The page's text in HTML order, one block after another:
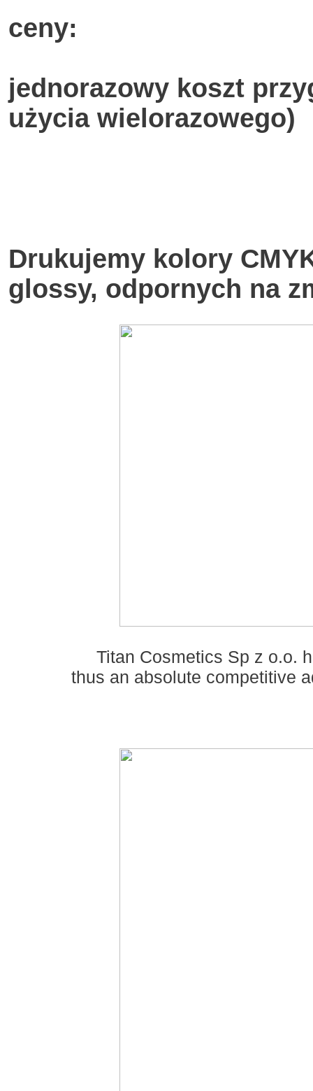
ceny:
jednorazowy koszt
użycia wielorazowego)
Drukujemy kolory
glossy, odpornych na
Titan Cosmetics Sp z o.o.
thus an absolute competitive